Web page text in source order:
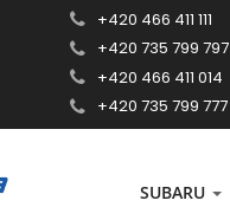
+420 466 411 111
+420 735 799 797
+420 466 411 014
+420 735 799 777
SUBARU